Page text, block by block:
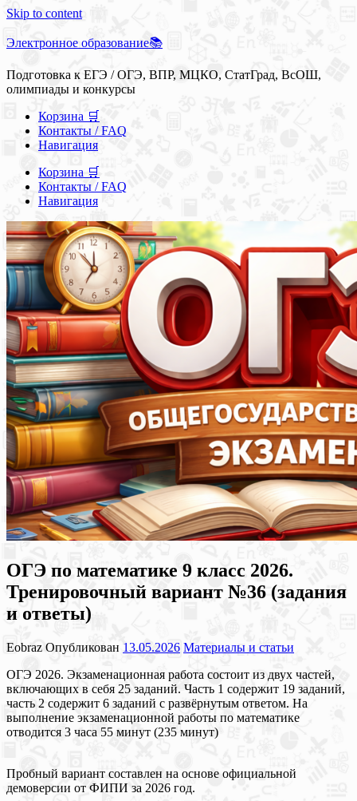
Skip to content
Электронное образование📚
Подготовка к ЕГЭ / ОГЭ, ВПР, МЦКО, СтатГрад, ВсОШ,
олимпиады и конкурсы
Корзина 🛒
Контакты / FAQ
Навигация
Корзина 🛒
Контакты / FAQ
Навигация
ОГЭ по математике 9 класс 2026.
Тренировочный вариант №36 (задания
и ответы)
Eobraz Опубликован 13.05.2026 Материалы и статьи
ОГЭ 2026. Экзаменационная работа состоит из двух частей,
включающих в себя 25 заданий. Часть 1 содержит 19 заданий,
часть 2 содержит 6 заданий с развёрнутым ответом. На
выполнение экзаменационной работы по математике
отводится 3 часа 55 минут (235 минут)
Пробный вариант составлен на основе официальной
демоверсии от ФИПИ за 2026 год.